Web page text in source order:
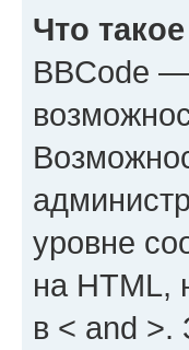
Что
BBCode
уровне
на HTML,
в < and >.